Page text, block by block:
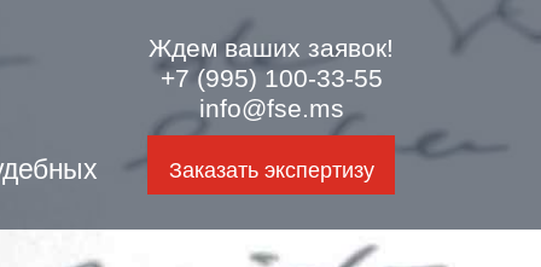
Ждем ваших заявок!
+7 (995) 100-33-55
info@fse.ms
Заказать экспертизу